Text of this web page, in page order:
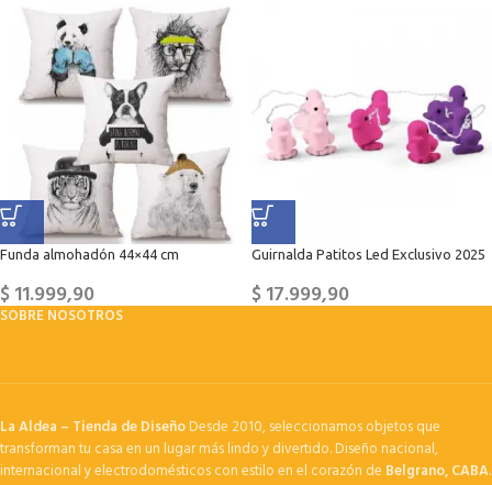
Funda almohadón 44×44 cm
$11.999,90
Guirnalda Patitos Led Exclusivo 2025
$17.999,90
SOBRE NOSOTROS
La Aldea – Tienda de DiseñoDesde 2010, seleccionamos objetos que
transforman tu casa en un lugar más lindo y divertido. Diseño nacional,
internacional y electrodomésticos con estilo en el corazón de Belgrano, CABA.